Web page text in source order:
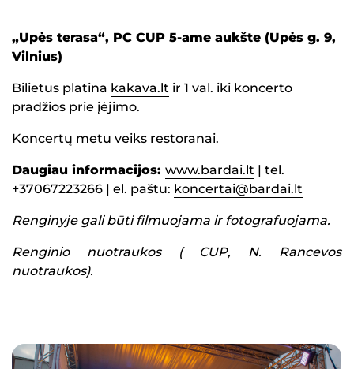
„Upės terasa“, PC CUP 5-ame aukšte (Upės g. 9,
Vilnius)
Bilietus platina kakava.lt ir 1 val. iki koncerto
pradžios prie įėjimo.
Koncertų metu veiks restoranai.
Daugiau informacijos: www.bardai.lt | tel.
+37067223266 | el. paštu: koncertai@bardai.lt
Renginyje gali būti filmuojama ir fotografuojama.
Renginio nuotraukos ( CUP, N. Rancevos
nuotraukos).